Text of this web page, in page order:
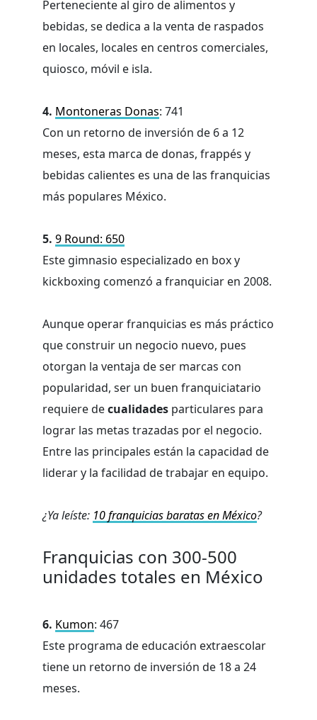
Perteneciente al giro de alimentos y
bebidas, se dedica a la venta de raspados
en locales, locales en centros comerciales,
quiosco, móvil e isla.
4. Montoneras Donas: 741
Con un retorno de inversión de 6 a 12
meses, esta marca de donas, frappés y
bebidas calientes es una de las franquicias
más populares México.
5. 9 Round: 650
Este gimnasio especializado en box y
kickboxing comenzó a franquiciar en 2008.
Aunque operar franquicias es más práctico
que construir un negocio nuevo, pues
otorgan la ventaja de ser marcas con
popularidad, ser un buen franquiciatario
requiere decualidades particulares para
lograr las metas trazadas por el negocio.
Entre las principales están la capacidad de
liderar y la facilidad de trabajar en equipo.
¿Ya leíste: 10 franquicias baratas en México?
Franquicias con 300-500
unidades totales en México
6. Kumon: 467
Este programa de educación extraescolar
tiene un retorno de inversión de 18 a 24
meses.